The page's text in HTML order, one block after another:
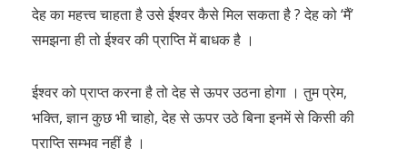
देह का महत्त्व चाहता है उसे ईश्वर कैसे मिल सकता है ? देह को ‘मैं’
समझना ही तो ईश्वर की प्राप्ति में बाधक है ।
ईश्वर को प्राप्त करना है तो देह से ऊपर उठना होगा । तुम प्रेम,
भक्ति, ज्ञान कुछ भी चाहो, देह से ऊपर उठे बिना इनमें से किसी की
प्राप्ति सम्भव नहीं है ।